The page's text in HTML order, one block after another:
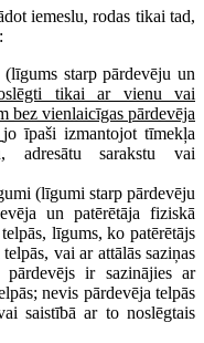
iemeslu, rodas tikai tad,
starp pārdevēju un
tikai ar vienu vai
bez vienlaicīgas pārdevēja
jo īpaši izmantojot tīmekļa
adresātu sarakstu vai
(līgumi starp pārdevēju
un patērētāja fiziskā
līgums, ko patērētājs
vai ar attālās saziņas
ir sazinājies ar
nevis pārdevēja telpās
saistībā ar to noslēgtais